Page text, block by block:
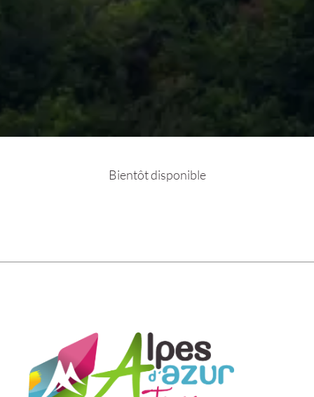
Bientôt disponible